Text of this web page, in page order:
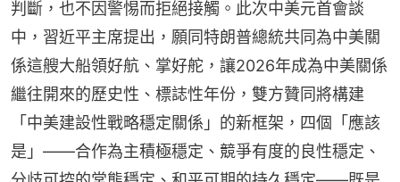
判斷，也不因警惕而拒絕接觸。此次中美元首會談
中，習近平主席提出，願同特朗普總統共同為中美關
係這艘大船領好航、掌好舵，讓2026年成為中美關係
繼往開來的歷史性、標誌性年份，雙方贊同將構建
「中美建設性戰略穩定關係」的新框架，四個「應該
是」——合作為主積極穩定、競爭有度的良性穩定、